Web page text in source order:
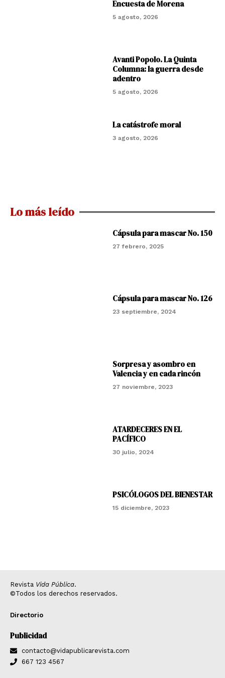
Encuesta de Morena
5 agosto, 2026
Avanti Popolo. La Quinta
Columna: la guerra desde
adentro
5 agosto, 2026
La catástrofe moral
3 agosto, 2026
Lo más leído
Cápsula para mascar No. 150
27 febrero, 2025
Cápsula para mascar No. 126
23 septiembre, 2024
Sorpresa y asombro en
Valencia y en cada rincón
27 noviembre, 2023
ATARDECERES EN EL
PACÍFICO
30 julio, 2024
PSICÓLOGOS DEL BIENESTAR
15 diciembre, 2023
Revista Vida Pública.
©Todos los derechos reservados.
Directorio
Publicidad
contacto@vidapublicarevista.com
667 123 4567